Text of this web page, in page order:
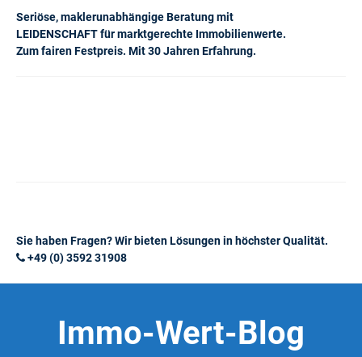
Seriöse, maklerunabhängige Beratung mit
LEIDENSCHAFT für marktgerechte Immobilienwerte.
Zum fairen Festpreis. Mit 30 Jahren Erfahrung.
Sie haben Fragen? Wir bieten Lösungen in höchster Qualität.
+49 (0) 3592 31908
Immo-Wert-Blog